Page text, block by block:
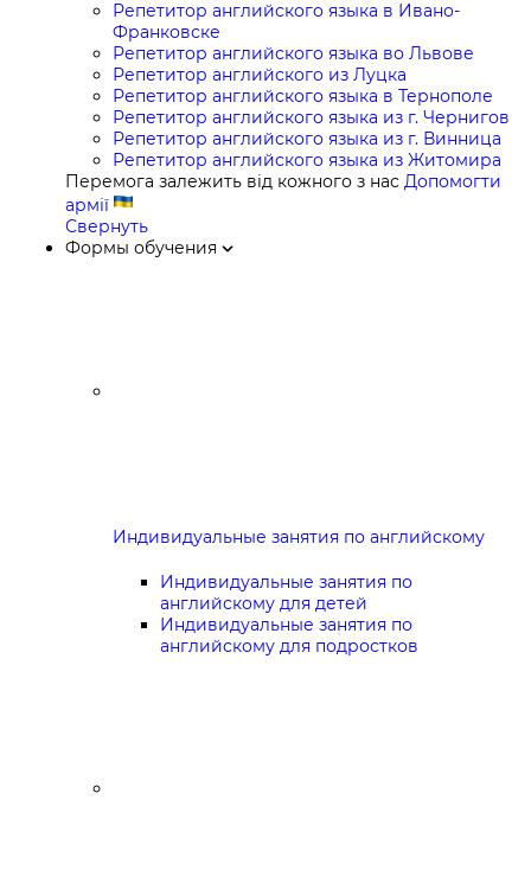
Репетитор английского языка в Ивано-
Франковске
Репетитор английского языка во Львове
Репетитор английского из Луцка
Репетитор английского языка в Тернополе
Репетитор английского языка из г. Чернигов
Репетитор английского языка из г. Винница
Репетитор английского языка из Житомира
Перемога залежить від кожного з нас Допомогти
армії
Свернуть
Формы обучения
Индивидуальные занятия по английскому
Индивидуальные занятия по
английскому для детей
Индивидуальные занятия по
английскому для подростков